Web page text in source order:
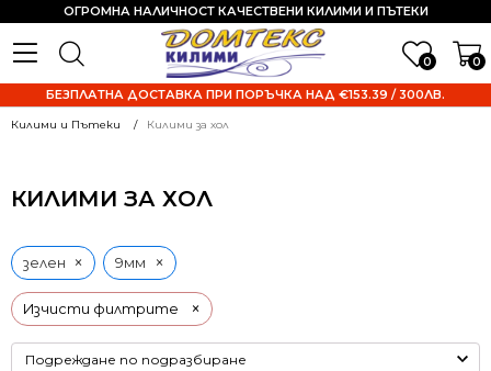
0 0
ОГРОМНА НАЛИЧНОСТ КАЧЕСТВЕНИ КИЛИМИ И ПЪТЕКИ
БЕЗПЛАТНА ДОСТАВКА ПРИ ПОРЪЧКА НАД €153.39 / 300ЛВ.
Килими и Пътеки Килими за хол
КИЛИМИ ЗА ХОЛ
Изчисти филтрите ×
зелен × 9мм ×